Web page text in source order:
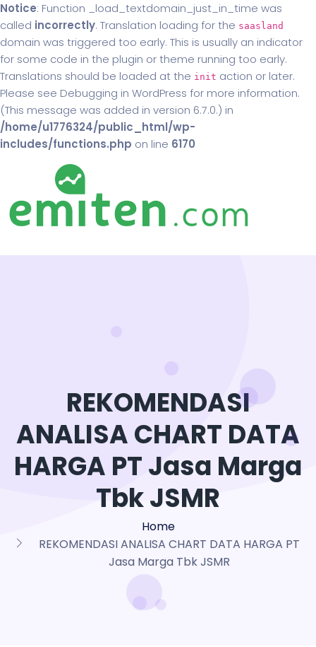
Notice: Function _load_textdomain_just_in_time was
called incorrectly. Translation loading for the saasland
domain was triggered too early. This is usually an indicator
for some code in the plugin or theme running too early.
Translations should be loaded at the init action or later.
Please see Debugging in WordPress for more information.
(This message was added in version 6.7.0.) in
/home/u1776324/public_html/wp-
includes/functions.php on line 6170
REKOMENDASI
ANALISA CHART DATA
HARGA PT Jasa Marga
Tbk JSMR
Home
REKOMENDASI ANALISA CHART DATA HARGA PT
Jasa Marga Tbk JSMR